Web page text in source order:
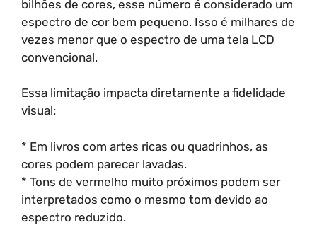
bilhões de cores, esse número é considerado um
espectro de cor bem pequeno. Isso é milhares de
vezes menor que o espectro de uma tela LCD
convencional.
Essa limitação impacta diretamente a fidelidade
visual:
* Em livros com artes ricas ou quadrinhos, as
cores podem parecer lavadas.
* Tons de vermelho muito próximos podem ser
interpretados como o mesmo tom devido ao
espectro reduzido.